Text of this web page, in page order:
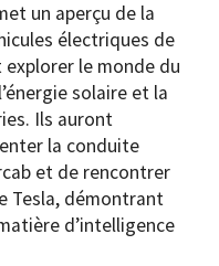
un aperçu de la
électriques de
le monde du
solaire et la
Ils auront
la conduite
et de rencontrer
Tesla, démontrant
d’intelligence